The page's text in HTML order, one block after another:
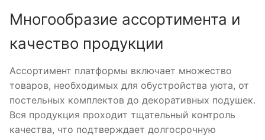
Многообразие ассортимента и
качество продукции
Ассортимент платформы включает множество
товаров, необходимых для обустройства уюта, от
постельных комплектов до декоративных подушек.
Вся продукция проходит тщательный контроль
качества, что подтверждает долгосрочную